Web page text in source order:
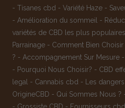
- Tisanes cbd - Variété Haze -
- Amélioration du sommeil -
variétés de CBD les plus populaires
Parrainage - Comment Bien
? - Accompagnement Sur Mesure -
- Pourquoi Nous Choisir? - CBD
legal
- Cannabis cbd - Les
OrigineCBD - Qui Sommes Nous ?